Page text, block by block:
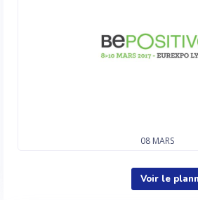
08 MARS
Voir le